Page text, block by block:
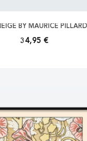
34,95 €